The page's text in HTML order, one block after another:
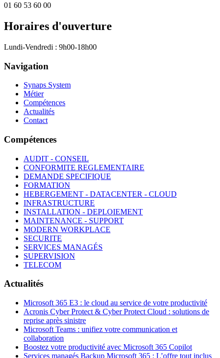
01 60 53 60 00
Horaires d'ouverture
Lundi-Vendredi : 9h00-18h00
Navigation
Synaps System
Métier
Compétences
Actualités
Contact
Compétences
AUDIT - CONSEIL
CONFORMITE REGLEMENTAIRE
DEMANDE SPECIFIQUE
FORMATION
HEBERGEMENT - DATACENTER - CLOUD
INFRASTRUCTURE
INSTALLATION - DEPLOIEMENT
MAINTENANCE - SUPPORT
MODERN WORKPLACE
SECURITE
SERVICES MANAGÉS
SUPERVISION
TELECOM
Actualités
Microsoft 365 E3 : le cloud au service de votre productivité
Acronis Cyber Protect & Cyber Protect Cloud : solutions de
reprise après sinistre
Microsoft Teams : unifiez votre communication et
collaboration
Boostez votre productivité avec Microsoft 365 Copilot
Services managés Backup Microsoft 365 : L’offre tout inclus